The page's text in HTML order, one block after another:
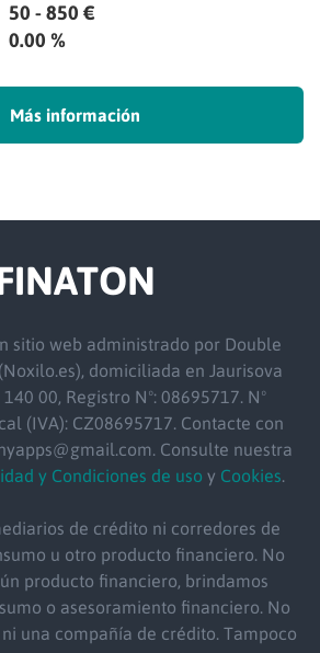
50 - 850 €
0.00 %
Más información
sitio web administrado por Double
domiciliada en Jaurisova
00, Registro Nº: 08695717. Nº
(IVA): CZ08695717. Contacte con
Consulte nuestra
y Condiciones de uso y Cookies.
de crédito ni corredores de
u otro producto financiero. No
producto financiero, brindamos
o asesoramiento financiero. No
una compañía de crédito. Tampoco